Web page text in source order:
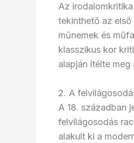
Az
tekinthető az
műnemek és
klasszikus kor
alapján ítélte
2. A
A 18. században
felvilágosodás
alakult ki a